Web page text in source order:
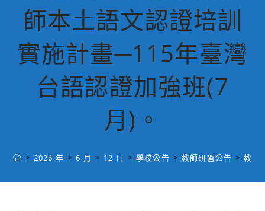
師本土語文認證培訓
實施計畫─115年臺灣
台語認證加強班(7
月)。
> 2026 年 > 6 月 > 12 日 > 學校公告 > 教師研習公告 > 教育